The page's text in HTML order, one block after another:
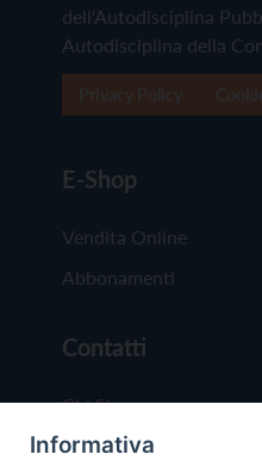
dell'Autodisciplina
Autodisciplina della
E-Shop
Vendita Online
Abbonamenti
Contatti
Chi Siamo
Redazione
Informativa